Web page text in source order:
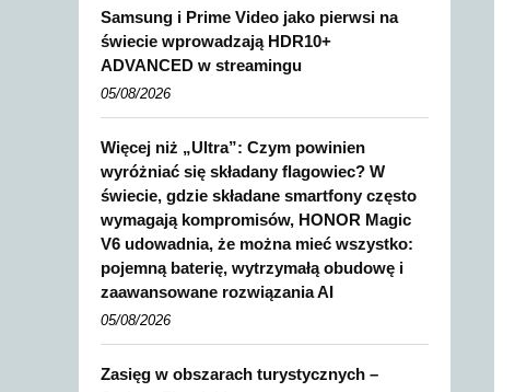
Samsung i Prime Video jako pierwsi na
świecie wprowadzają HDR10+
ADVANCED w streamingu
05/08/2026
Więcej niż „Ultra”: Czym powinien
wyróżniać się składany flagowiec? W
świecie, gdzie składane smartfony często
wymagają kompromisów, HONOR Magic
V6 udowadnia, że można mieć wszystko:
pojemną baterię, wytrzymałą obudowę i
zaawansowane rozwiązania AI
05/08/2026
Zasięg w obszarach turystycznych –